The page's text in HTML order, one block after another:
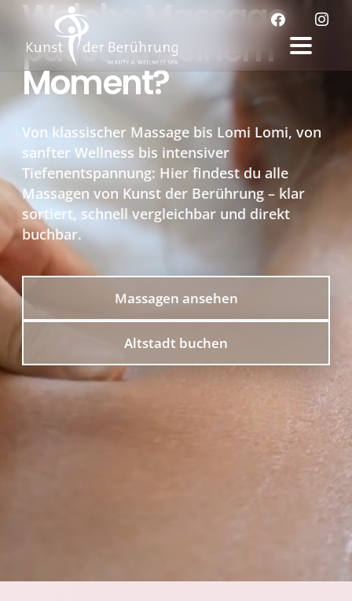
Welche Massage
passt zu deinem
Moment?
Von klassischer Massage bis Lomi Lomi, von
sanfter Wellness bis intensiver
Tiefenentspannung: Hier findest du alle
Massagen von Kunst der Berührung – klar
sortiert, schnell vergleichbar und direkt
buchbar.
Massagen ansehen
Altstadt buchen